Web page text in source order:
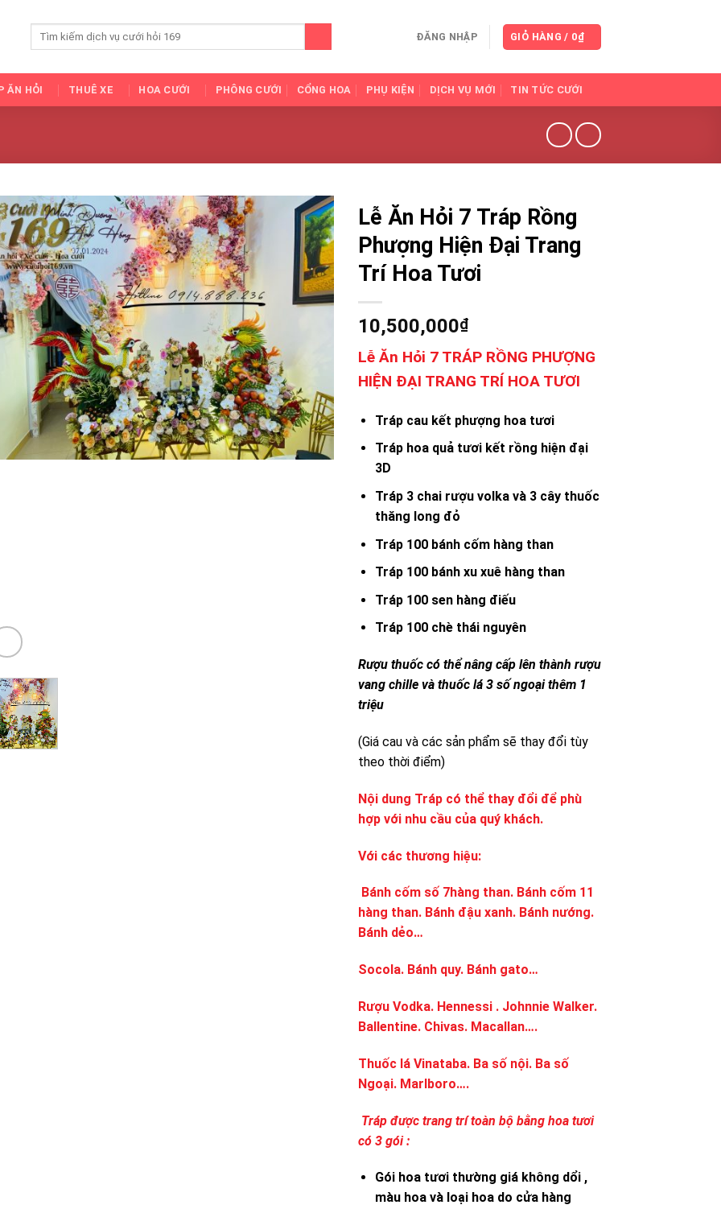
ĐĂNG NHẬP GIỎ HÀNG / 0₫
ĂN HỎI THUÊ XE HOA CƯỚI PHÔNG CƯỚI CỔNG HOA PHỤ KIỆN DỊCH VỤ MỚI TIN TỨC CƯỚI
Lễ Ăn Hỏi 7 Tráp Rồng
Phượng Hiện Đại Trang
Trí Hoa Tươi
10,500,000₫
Lễ Ăn Hỏi 7 TRÁP RỒNG PHƯỢNG
HIỆN ĐẠI TRANG TRÍ HOA TƯƠI
Tráp cau kết phượng hoa tươi
Tráp hoa quả tươi kết rồng hiện đại
3D
Tráp 3 chai rượu volka và 3 cây thuốc
thăng long đỏ
Tráp 100 bánh cốm hàng than
Tráp 100 bánh xu xuê hàng than
Tráp 100 sen hàng điếu
Tráp 100 chè thái nguyên
Rượu thuốc có thể nâng cấp lên thành rượu
vang chille và thuốc lá 3 số ngoại thêm 1
triệu
(Giá cau và các sản phẩm sẽ thay đổi tùy
theo thời điểm)
Nội dung Tráp có thể thay đổi để phù
hợp với nhu cầu của quý khách.
Với các thương hiệu:
Bánh cốm số 7hàng than. Bánh cốm 11
hàng than. Bánh đậu xanh. Bánh nướng.
Bánh dẻo…
Socola. Bánh quy. Bánh gato…
Rượu Vodka. Hennessi . Johnnie Walker.
Ballentine. Chivas. Macallan….
Thuốc lá Vinataba. Ba số nội. Ba số
Ngoại. Marlboro….
Tráp được trang trí toàn bộ bằng hoa tươi
có 3 gói :
Gói hoa tươi thường giá không dổi ,
màu hoa và loại hoa do cửa hàng